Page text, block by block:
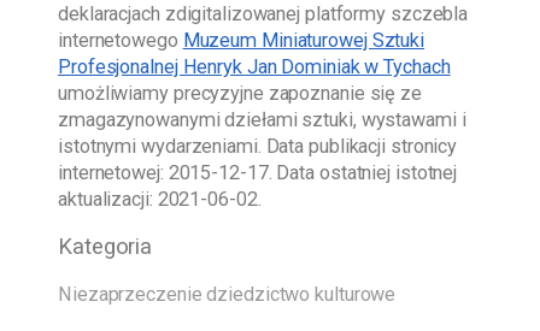
deklaracjach zdigitalizowanej platformy szczebla
internetowego Muzeum Miniaturowej Sztuki
Profesjonalnej Henryk Jan Dominiak w Tychach
umożliwiamy precyzyjne zapoznanie się ze
zmagazynowanymi dziełami sztuki, wystawami i
istotnymi wydarzeniami. Data publikacji stronicy
internetowej: 2015-12-17. Data ostatniej istotnej
aktualizacji: 2021-06-02
Kategoria
Niezaprzeczenie dziedzictwo kulturowe